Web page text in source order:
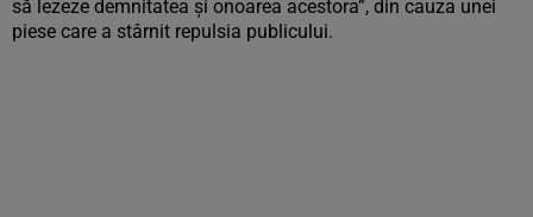
să lezeze demnitatea şi onoarea acestora”, din cauza unei
piese care a stârnit repulsia publicului.